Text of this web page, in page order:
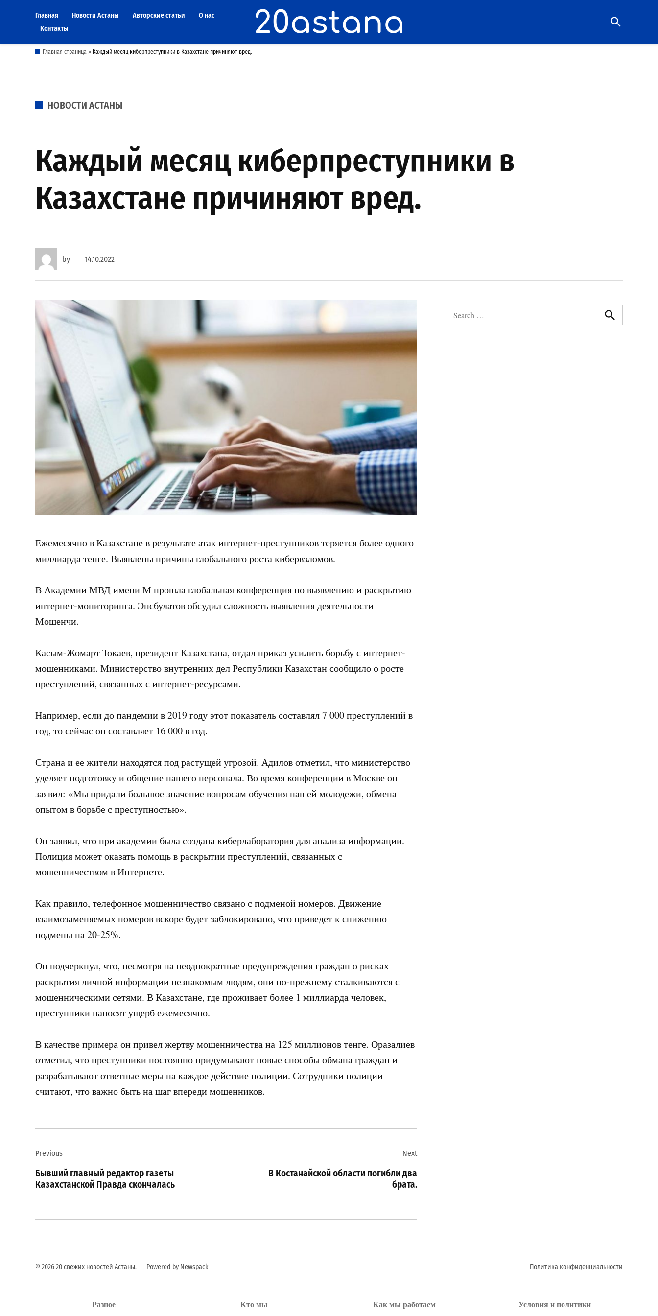
Главная Новости Астаны Авторские статьи
О нас
Контакты
Open
Search
Главная страница » Каждый месяц киберпреступники в Казахстане причиняют вред.
POSTED
НОВОСТИ АСТАНЫ
Каждый месяц киберпреступники в
Казахстане причиняют вред.
by 14.10.2022
Ежемесячно в Казахстане в результате атак интернет-преступников теряется более одного
миллиарда тенге. Выявлены причины глобального роста кибервзломов.
В Академии МВД имени М прошла глобальная конференция по выявлению и раскрытию
интернет-мониторинга. Энсбулатов обсудил сложность выявления деятельности
Мошенчи.
Касым-Жомарт Токаев, президент Казахстана, отдал приказ усилить борьбу с интернет-
мошенниками. Министерство внутренних дел Республики Казахстан сообщило о росте
преступлений, связанных с интернет-ресурсами.
Например, если до пандемии в 2019 году этот показатель составлял 7 000 преступлений в
год, то сейчас он составляет 16 000 в год.
Страна и ее жители находятся под растущей угрозой. Адилов отметил, что министерство
уделяет подготовку и общение нашего персонала. Во время конференции в Москве он
заявил: «Мы придали большое значение вопросам обучения нашей молодежи, обмена
опытом в борьбе с преступностью».
Он заявил, что при академии была создана киберлаборатория для анализа информации.
Полиция может оказать помощь в раскрытии преступлений, связанных с
мошенничеством в Интернете.
Как правило, телефонное мошенничество связано с подменой номеров. Движение
взаимозаменяемых номеров вскоре будет заблокировано, что приведет к снижению
подмены на 20-25%.
Он подчеркнул, что, несмотря на неоднократные предупреждения граждан о рисках
раскрытия личной информации незнакомым людям, они по-прежнему сталкиваются с
мошенническими сетями. В Казахстане, где проживает более 1 миллиарда человек,
преступники наносят ущерб ежемесячно.
В качестве примера он привел жертву мошенничества на 125 миллионов тенге. Оразалиев
отметил, что преступники постоянно придумывают новые способы обмана граждан и
разрабатывают ответные меры на каждое действие полиции. Сотрудники полиции
считают, что важно быть на шаг впереди мошенников.
по
записям
Previous
Бывший главный редактор газеты
Казахстанской Правда скончалась
Next
В Костанайской области погибли два
брата.
Search
for:
Search
© 2026 20 свежих новостей Астаны. Powered by Newspack Политика конфиденциальности
Разное Кто мы Как мы работаем Условия и политики